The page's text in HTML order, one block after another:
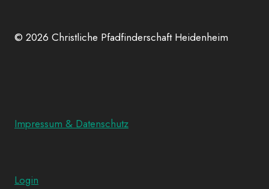
© 2026 Christliche Pfadfinderschaft Heidenheim
Impressum & Datenschutz
Login